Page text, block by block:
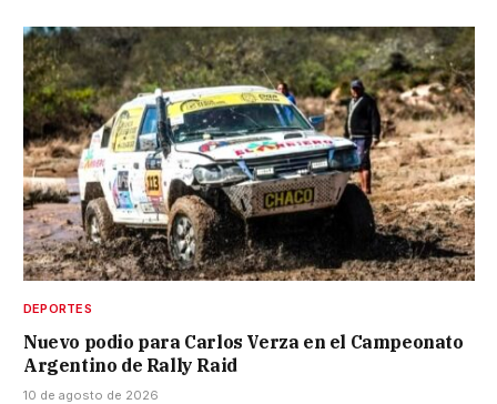
DEPORTES
Nuevo podio para Carlos Verza en el Campeonato
Argentino de Rally Raid
10 de agosto de 2026